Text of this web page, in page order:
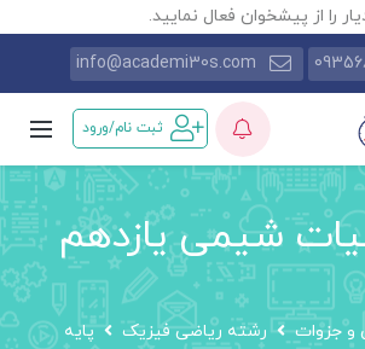
را از پیشخوان فعال نمایید.
info@academi30s.com
ثبت نام/ورود
شیمی یازدهم
و جزوات رشته ریاضی فیزیک
پایه